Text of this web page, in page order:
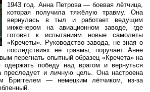
1943 год. Анна Петрова — боевая лётчица,
которая получила тяжёлую травму. Она
вернулась в тыл и работает ведущим
инженером на авиационном заводе, где
готовят к испытаниям новые самолеты
«Кречеты». Руководство завода, не зная о
последствиях её травмы, поручает Анне
перегнать опытный образец «Кречета» на
победу над врагом и вернуться
и личную цель. Она настроена
Бриггелем — немецким лётчиком, из-за